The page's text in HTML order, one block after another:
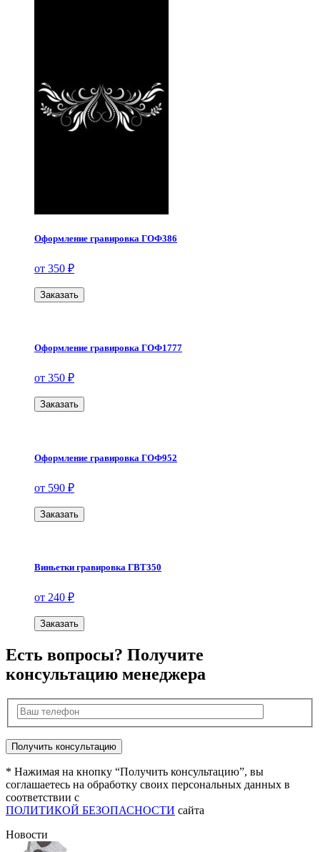
Оформление гравировка ГОФ386
от 350 ₽
Заказать
Оформление гравировка ГОФ1777
от 350 ₽
Заказать
Оформление гравировка ГОФ952
от 590 ₽
Заказать
Виньетки гравировка ГВТ350
от 240 ₽
Заказать
Есть вопросы? Получите
консультацию менеджера
* Нажимая на кнопку “Получить консультацию”, вы
соглашаетесь на обработку своих персональных данных в
соответствии с
ПОЛИТИКОЙ БЕЗОПАСНОСТИ сайта
Новости